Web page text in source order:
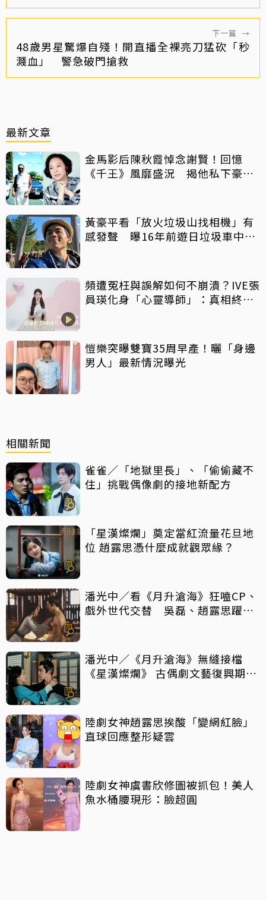
下一篇 →
48歲男星驚爆自殘！開直播全裸亮刀猛砍「秒
濺血」 警急破門搶救
最新文章
金馬影后陳秋霞悼念謝賢！回憶
《千王》風靡盛況 揭他私下豪爽
黃豪平看「放火垃圾山找相機」有
感發聲 曝16年前遊日垃圾車中含
頻遭冤枉與誤解如何不崩潰？IVE張
員瑛化身「心靈導師」：真相終會
愷樂突曝雙寶35周早產！曬「身邊
男人」最新情況曝光
相關新聞
雀雀／「地獄里長」、「偷偷藏不
住」挑戰偶像劇的接地新配方
「星漢燦爛」奠定當紅流量花旦地
位 趙露思憑什麼成就觀眾緣？
潘光中／看《月升滄海》狂嗑CP、
戲外世代交替 吳磊、趙露思躍升
潘光中／《月升滄海》無縫接檔
《星漢燦爛》 古偶劇文藝復興期來
陸劇女神趙露思挨酸「變網紅臉」
直球回應整形疑雲
陸劇女神虞書欣修圖被抓包！美人
魚水桶腰現形：臉超圓